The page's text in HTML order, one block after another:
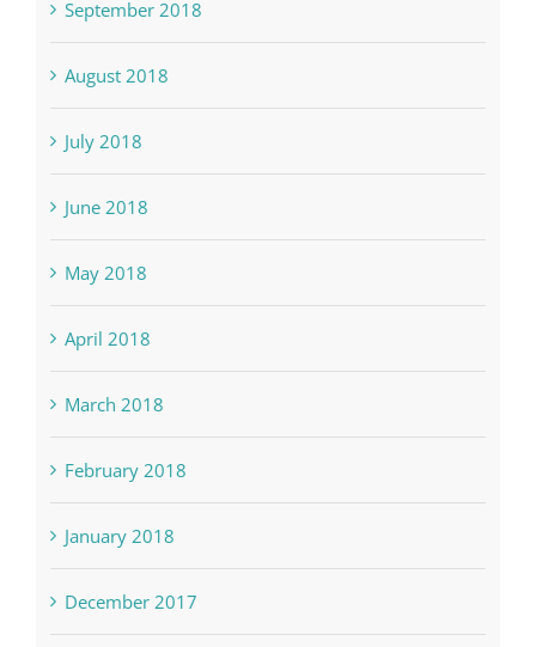
September 2018
August 2018
July 2018
June 2018
May 2018
April 2018
March 2018
February 2018
January 2018
December 2017